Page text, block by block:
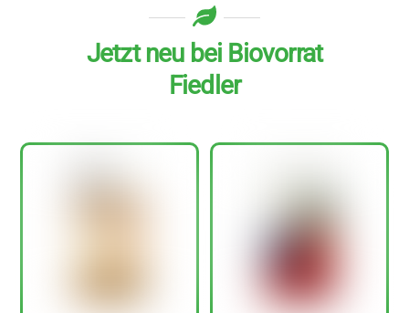
Jetzt neu bei Biovorrat
Fiedler